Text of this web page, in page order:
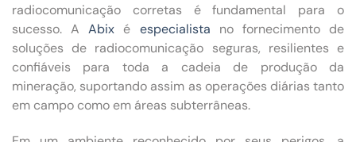
radiocomunicação corretas é fundamental para o
sucesso. AAbix é especialista no fornecimento de
soluções de radiocomunicação seguras, resilientes e
confiáveis para toda a cadeia de produção da
mineração, suportando assim as operações diárias tanto
em campo como em áreas subterrâneas.